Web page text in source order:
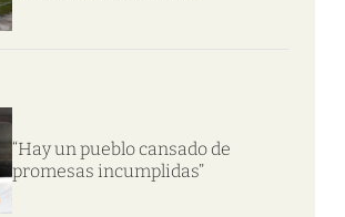
“Hay un pueblo cansado de
promesas incumplidas”